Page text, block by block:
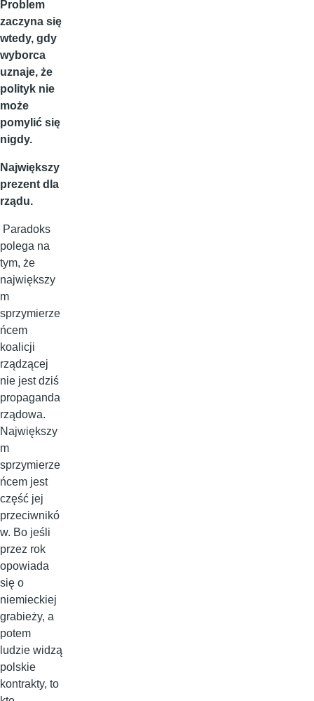
Problem
zaczyna się
wtedy, gdy
wyborca
uznaje, że
polityk nie
może
pomylić się
nigdy.
Największy
prezent dla
rządu.
Paradoks
polega na
tym, że
największy
m
sprzymierze
ńcem
koalicji
rządzącej
nie jest dziś
propaganda
rządowa.
Największy
m
sprzymierze
ńcem jest
część jej
przeciwnikó
w. Bo jeśli
przez rok
opowiada
się o
niemieckiej
grabieży, a
potem
ludzie widzą
polskie
kontrakty, to